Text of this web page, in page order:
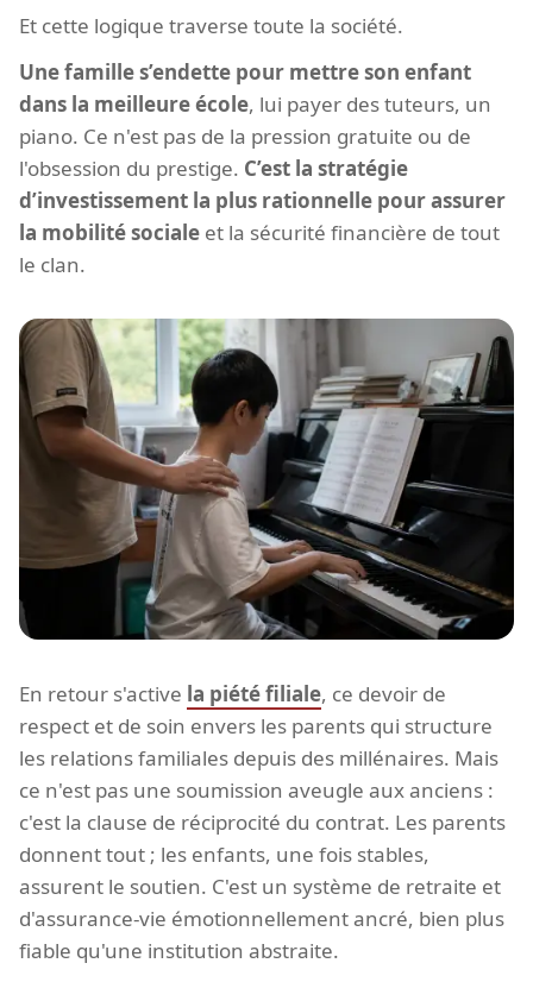
Et cette logique traverse toute la société.
Une famille s’endette pour mettre son enfant
dans la meilleure école, lui payer des tuteurs, un
piano. Ce n'est pas de la pression gratuite ou de
l'obsession du prestige. C’est la stratégie
d’investissement la plus rationnelle pour assurer
la mobilité sociale et la sécurité financière de tout
le clan.
En retour s'active la piété filiale, ce devoir de
respect et de soin envers les parents qui structure
les relations familiales depuis des millénaires. Mais
ce n'est pas une soumission aveugle aux anciens :
c'est la clause de réciprocité du contrat. Les parents
donnent tout ; les enfants, une fois stables,
assurent le soutien. C'est un système de retraite et
d'assurance-vie émotionnellement ancré, bien plus
fiable qu'une institution abstraite.